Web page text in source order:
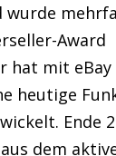
wurde
Award
hat mit eBay
heutige
Ende
dem